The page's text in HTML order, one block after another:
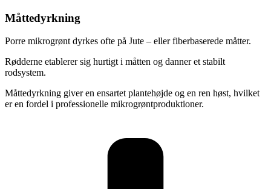
Måttedyrkning
Porre mikrogrønt dyrkes ofte på Jute – eller fiberbaserede måtter.
Rødderne etablerer sig hurtigt i måtten og danner et stabilt
rodsystem.
Måttedyrkning giver en ensartet plantehøjde og en ren høst, hvilket
er en fordel i professionelle mikrogrøntproduktioner.